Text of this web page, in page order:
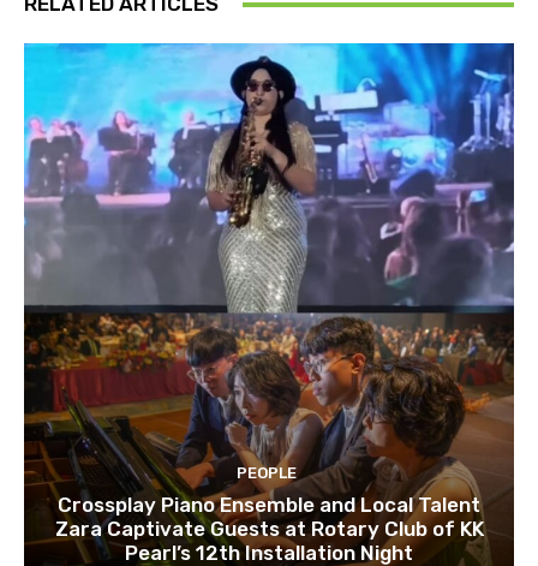
PEOPLE
Crossplay Piano Ensemble and Local Talent
Zara Captivate Guests at Rotary Club of KK
Pearl’s 12th Installation Night